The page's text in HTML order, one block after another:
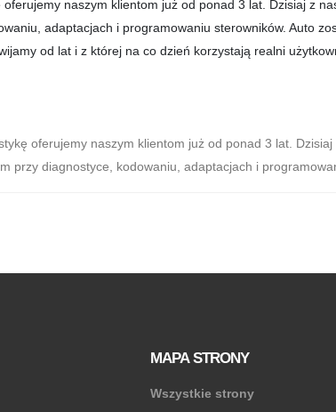
oferujemy naszym klientom już od ponad 3 lat.
przy diagnostyce, kodowaniu, adaptacjach i
MAPA STRONY
Wszystkie strony